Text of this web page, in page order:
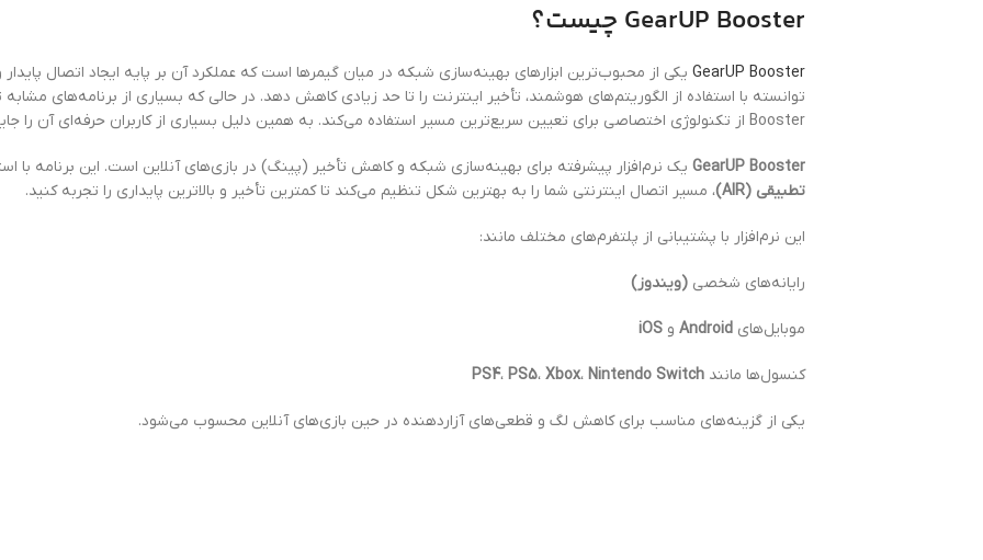
GearUP Booster چیست؟
GearUP Booster یکی از محبوب‌ترین ابزارهای بهینه‌سازی شبکه در میان گیمرها است که عملکرد آن بر پایه ایجاد اتصال پایدار
Booster از تکنولوژی اختصاصی برای تعیین سریع‌ترین مسیر استفاده می‌کند. به همین دلیل بسیاری از کاربران حرفه‌ای آن را جایگزین مناسبی برای سایر سرویس‌های کاهش پینگ می‌دانند.
GearUP Booster یک نرم‌افزار پیشرفته برای بهینه‌سازی شبکه و کاهش تأخیر (پینگ) در بازی‌های آنلاین است. این برنامه با
تطبیقی (AIR)
، مسیر اتصال اینترنتی شما را به بهترین شکل تنظیم می‌کند تا کمترین تأخیر و بالاترین پایداری را تجربه کنید.
این نرم‌افزار با پشتیبانی از پلتفرم‌های مختلف مانند:
رایانه‌های شخصی (ویندوز)
موبایل‌های Android و iOS
کنسول‌ها مانند PS4، PS5، Xbox، Nintendo Switch
یکی از گزینه‌های مناسب برای کاهش لگ و قطعی‌های آزاردهنده در حین بازی‌های آنلاین محسوب می‌شود.